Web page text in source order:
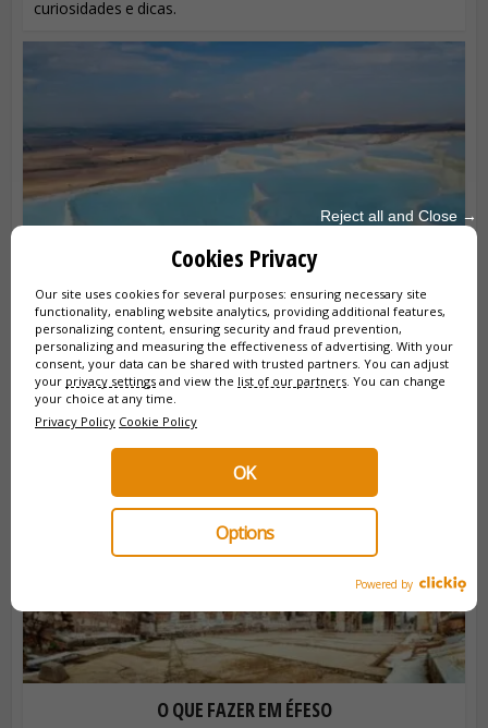
curiosidades e dicas.
O QUE FAZER EM PAMUKKALE E
HIERÁPOLIS
Descubra como visitar Pamukkale e Hierápolis, o "castelo
de algodão" da Turquia! Este guia completo oferece todas
as minhas dicas práticas para planear a sua visita: como
chegar, horários de...
O QUE FAZER EM ÉFESO
Reject all and Close →
Cookies Privacy
Our site uses cookies for several purposes: ensuring necessary site
functionality, enabling website analytics, providing additional features,
personalizing content, ensuring security and fraud prevention,
personalizing and measuring the effectiveness of advertising. With your
consent, your data can be shared with trusted partners. You can adjust
your privacy settings and view the list of our partners. You can change
your choice at any time.
Privacy Policy Cookie Policy
Options
OK
Powered by